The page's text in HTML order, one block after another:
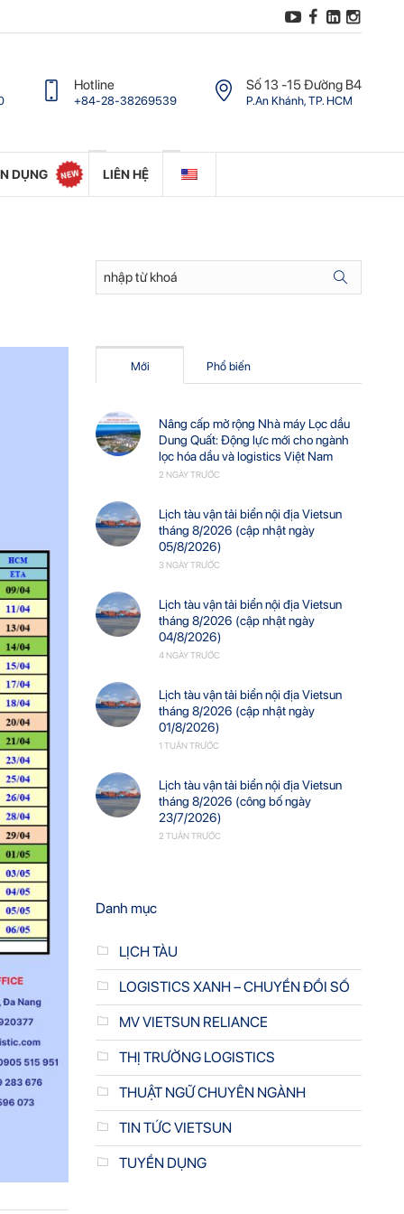
Hotline
+84-28-38269539
Số 13 -15 Ðường B4
P.An Khánh, TP. HCM
DỤNG LIÊN HỆ
Mới Phổ biến
Nâng cấp mở rộng Nhà máy Lọc dầu
Dung Quất: Động lực mới cho ngành
lọc hóa dầu và logistics Việt Nam
2 NGÀY TRƯỚC
Lịch tàu vận tải biển nội địa Vietsun
tháng 8/2026 (cập nhật ngày
05/8/2026)
3 NGÀY TRƯỚC
Lịch tàu vận tải biển nội địa Vietsun
tháng 8/2026 (cập nhật ngày
04/8/2026)
4 NGÀY TRƯỚC
Lịch tàu vận tải biển nội địa Vietsun
tháng 8/2026 (cập nhật ngày
01/8/2026)
1 TUẦN TRƯỚC
Lịch tàu vận tải biển nội địa Vietsun
tháng 8/2026 (công bố ngày
23/7/2026)
2 TUẦN TRƯỚC
Danh mục
LỊCH TÀU
LOGISTICS XANH – CHUYỂN ĐỔI SỐ
MV VIETSUN RELIANCE
THỊ TRƯỜNG LOGISTICS
THUẬT NGỮ CHUYÊN NGÀNH
TIN TỨC VIETSUN
TUYỂN DỤNG